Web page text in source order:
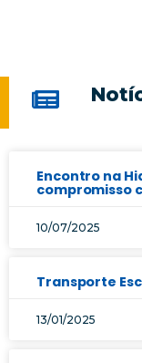
Encontro na
compromisso
10/07/2025
Transporte
13/01/2025